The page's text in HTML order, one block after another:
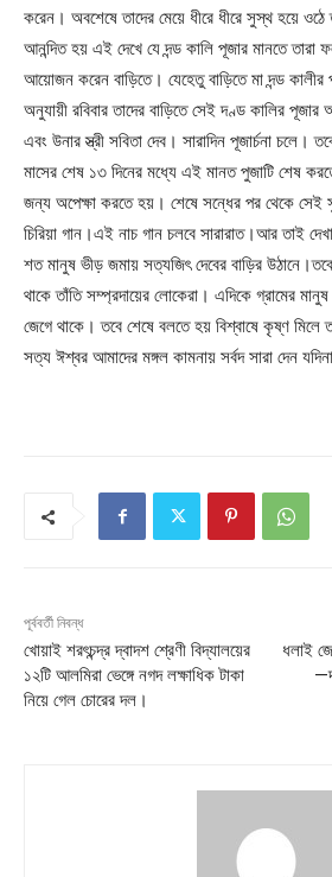
করেন। অবশেষে তাদের মেয়ে ধীরে ধীরে সুস্থ হয়ে ওঠে
আনন্দিত হয় এই দেখে যে দন্ড কালি পূজার মানতে তারা
আয়োজন করেন বাড়িতে। যেহেতু বাড়িতে মা দন্ড
অনুযায়ী রবিবার তাদের বাড়িতে সেই দণ্ড কালির
এবং উনার স্ত্রী সবিতা দেব। সারাদিন পূজার্চনা চলে।
মাসের শেষ ১৩ দিনের মধ্যে এই মানত পুজাটি শেষ
জন্য অপেক্ষা করতে হয়। শেষে সন্ধের পর থেকে সেই
চিরিয়া গান।এই নাচ গান চলবে সারারাত।আর তাই
শত মানুষ ভীড় জমায় সত্যজিৎ দেবের বাড়ির
থাকে তাঁতি সম্প্রদায়ের লোকেরা। এদিকে গ্রামের
জেগে থাকে। তবে শেষে বলতে হয় বিশ্বাষে কৃষ্ণ মিলে
সত্য ঈশ্বর আমাদের মঙ্গল কামনায় সর্বদ সারা দেন
পূর্ববর্তী নিবন্ধ
খোয়াই শরৎচন্দ্র দ্বাদশ শ্রেণী বিদ্যালয়ের
১২টি আলমিরা ভেঙ্গে নগদ লক্ষাধিক টাকা
নিয়ে গেল চোরের দল।
ধলাই